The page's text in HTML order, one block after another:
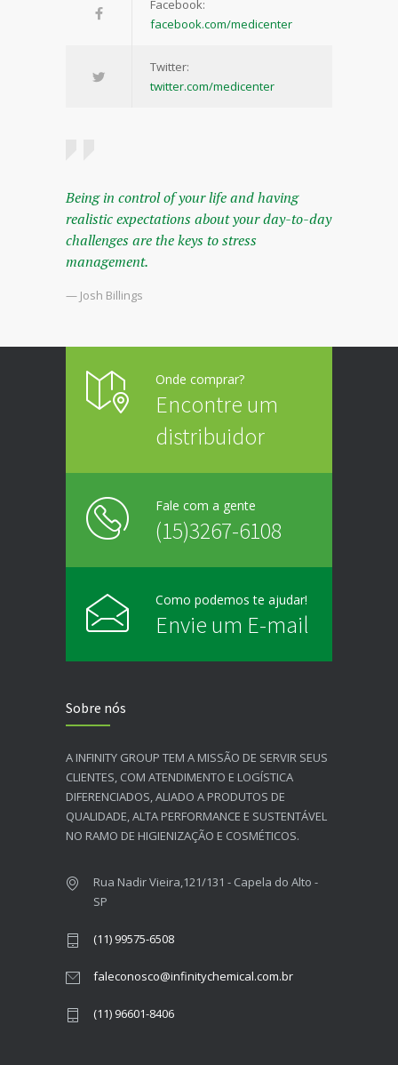
Facebook:
facebook.com/medicenter
Twitter:
twitter.com/medicenter
Being in control of your life and having
realistic expectations about your day-to-day
challenges are the keys to stress
management.
— Josh Billings
Onde comprar?
Encontre um
distribuidor
Fale com a gente
(15)3267-6108
Como podemos te ajudar!
Envie um E-mail
Sobre nós
A INFINITY GROUP TEM A MISSÃO DE SERVIR SEUS
CLIENTES, COM ATENDIMENTO E LOGÍSTICA
DIFERENCIADOS, ALIADO A PRODUTOS DE
QUALIDADE, ALTA PERFORMANCE E SUSTENTÁVEL
NO RAMO DE HIGIENIZAÇÃO E COSMÉTICOS.​
Rua Nadir Vieira,121/131 - Capela do Alto -
SP
(11) 99575-6508
faleconosco@infinitychemical.com.br
(11) 96601-8406